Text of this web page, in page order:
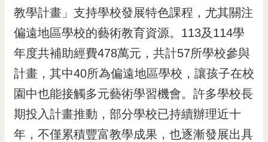
報
市
民
信
箱
English
日
本
教學計畫」支持學校發展特色課程，尤其關注
偏遠地區學校的藝術教育資源。113及114學
年度共補助經費478萬元，共計57所學校參與
計畫，其中40所為偏遠地區學校，讓孩子在校
園中也能接觸多元藝術學習機會。許多學校長
期投入計畫推動，部分學校已持續辦理近十
年，不僅累積豐富教學成果，也逐漸發展出具